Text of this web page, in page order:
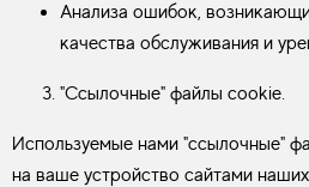
Анализа ошибок,
качества обслуживания и
"Ссылочные" файлы cookie.
Используемые нами "ссылочные"
на ваше устройство сайтами